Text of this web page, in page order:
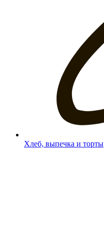
Хлеб, выпечка и торты